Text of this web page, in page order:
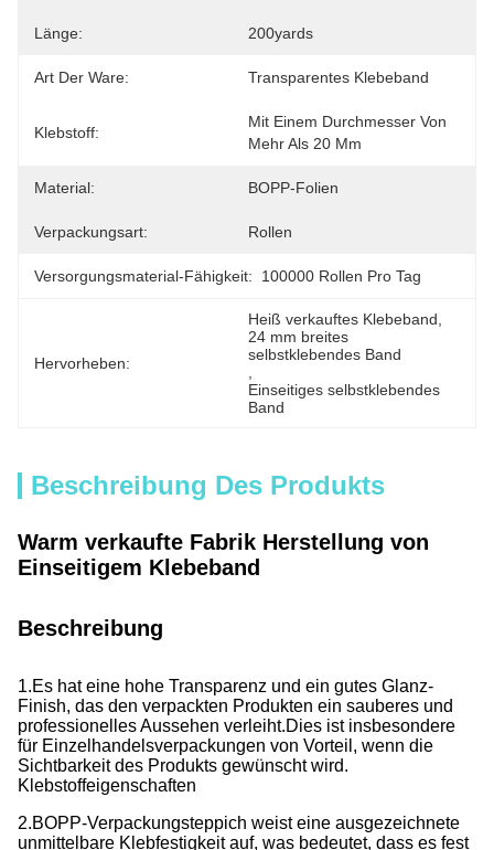
Länge: 200yards
Art Der Ware: Transparentes Klebeband
Klebstoff:
Mit Einem Durchmesser Von
Mehr Als 20 Mm
Material: BOPP-Folien
Verpackungsart: Rollen
Versorgungsmaterial-Fähigkeit: 100000 Rollen Pro Tag
Hervorheben:
Heiß verkauftes Klebeband
24 mm breites
selbstklebendes Band
Einseitiges selbstklebendes
Band
Beschreibung Des Produkts
Warm verkaufte Fabrik Herstellung von
Einseitigem Klebeband
Beschreibung
1.Es hat eine hohe Transparenz und ein gutes Glanz-
Finish, das den verpackten Produkten ein sauberes und
professionelles Aussehen verleiht.Dies ist insbesondere
für Einzelhandelsverpackungen von Vorteil, wenn die
Sichtbarkeit des Produkts gewünscht wird.
Klebstoffeigenschaften
2.BOPP-Verpackungsteppich weist eine ausgezeichnete
unmittelbare Klebfestigkeit auf, was bedeutet, dass es fest